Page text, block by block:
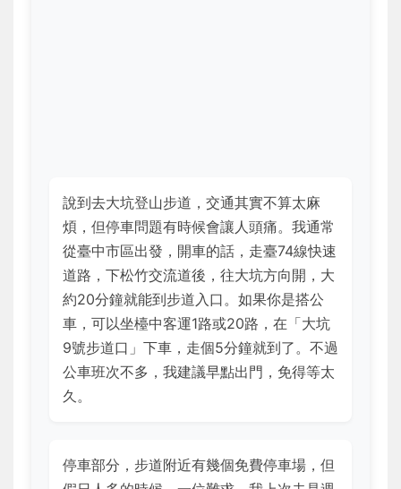
說到去大坑登山步道，交通其實不算太麻
煩，但停車問題有時候會讓人頭痛。我通常
從臺中市區出發，開車的話，走臺74線快速
道路，下松竹交流道後，往大坑方向開，大
約20分鐘就能到步道入口。如果你是搭公
車，可以坐檯中客運1路或20路，在「大坑
9號步道口」下車，走個5分鐘就到了。不過
公車班次不多，我建議早點出門，免得等太
久。
停車部分，步道附近有幾個免費停車場，但